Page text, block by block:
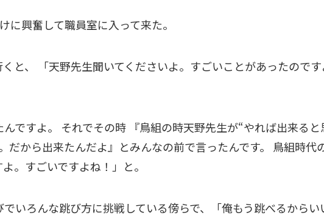
に興奮して職員室に入って来た。
と、 「天野先生聞いてくださいよ。すごいことがあったのです
んですよ。 それでその時 『鳥組の時天野先生が“やれば出来ると
だから出来たんだよ』とみんなの前で言ったんです。 鳥組時代
。すごいですよね！」と。
いろんな跳び方に挑戦している傍らで、「俺もう跳べるからい